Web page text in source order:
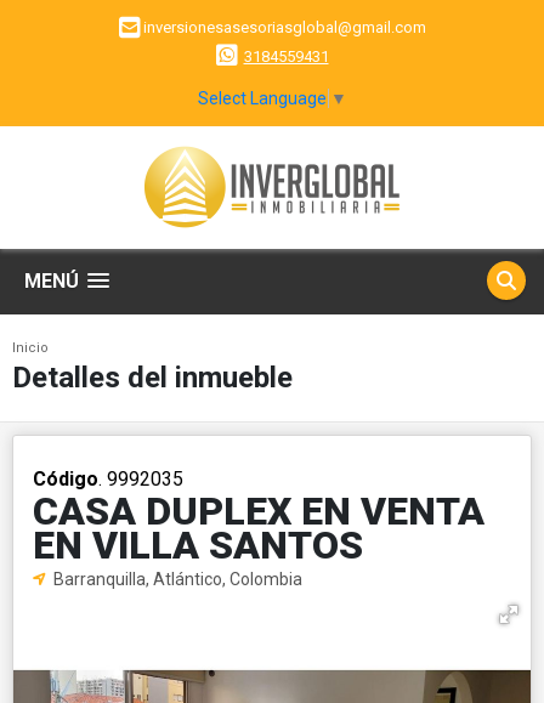
inversionesasesoriasglobal@gmail.com
3184559431
Select Language ▼
MENÚ
Inicio
Detalles del inmueble
Código. 9992035
CASA DUPLEX EN VENTA
EN VILLA SANTOS
Barranquilla, Atlántico, Colombia